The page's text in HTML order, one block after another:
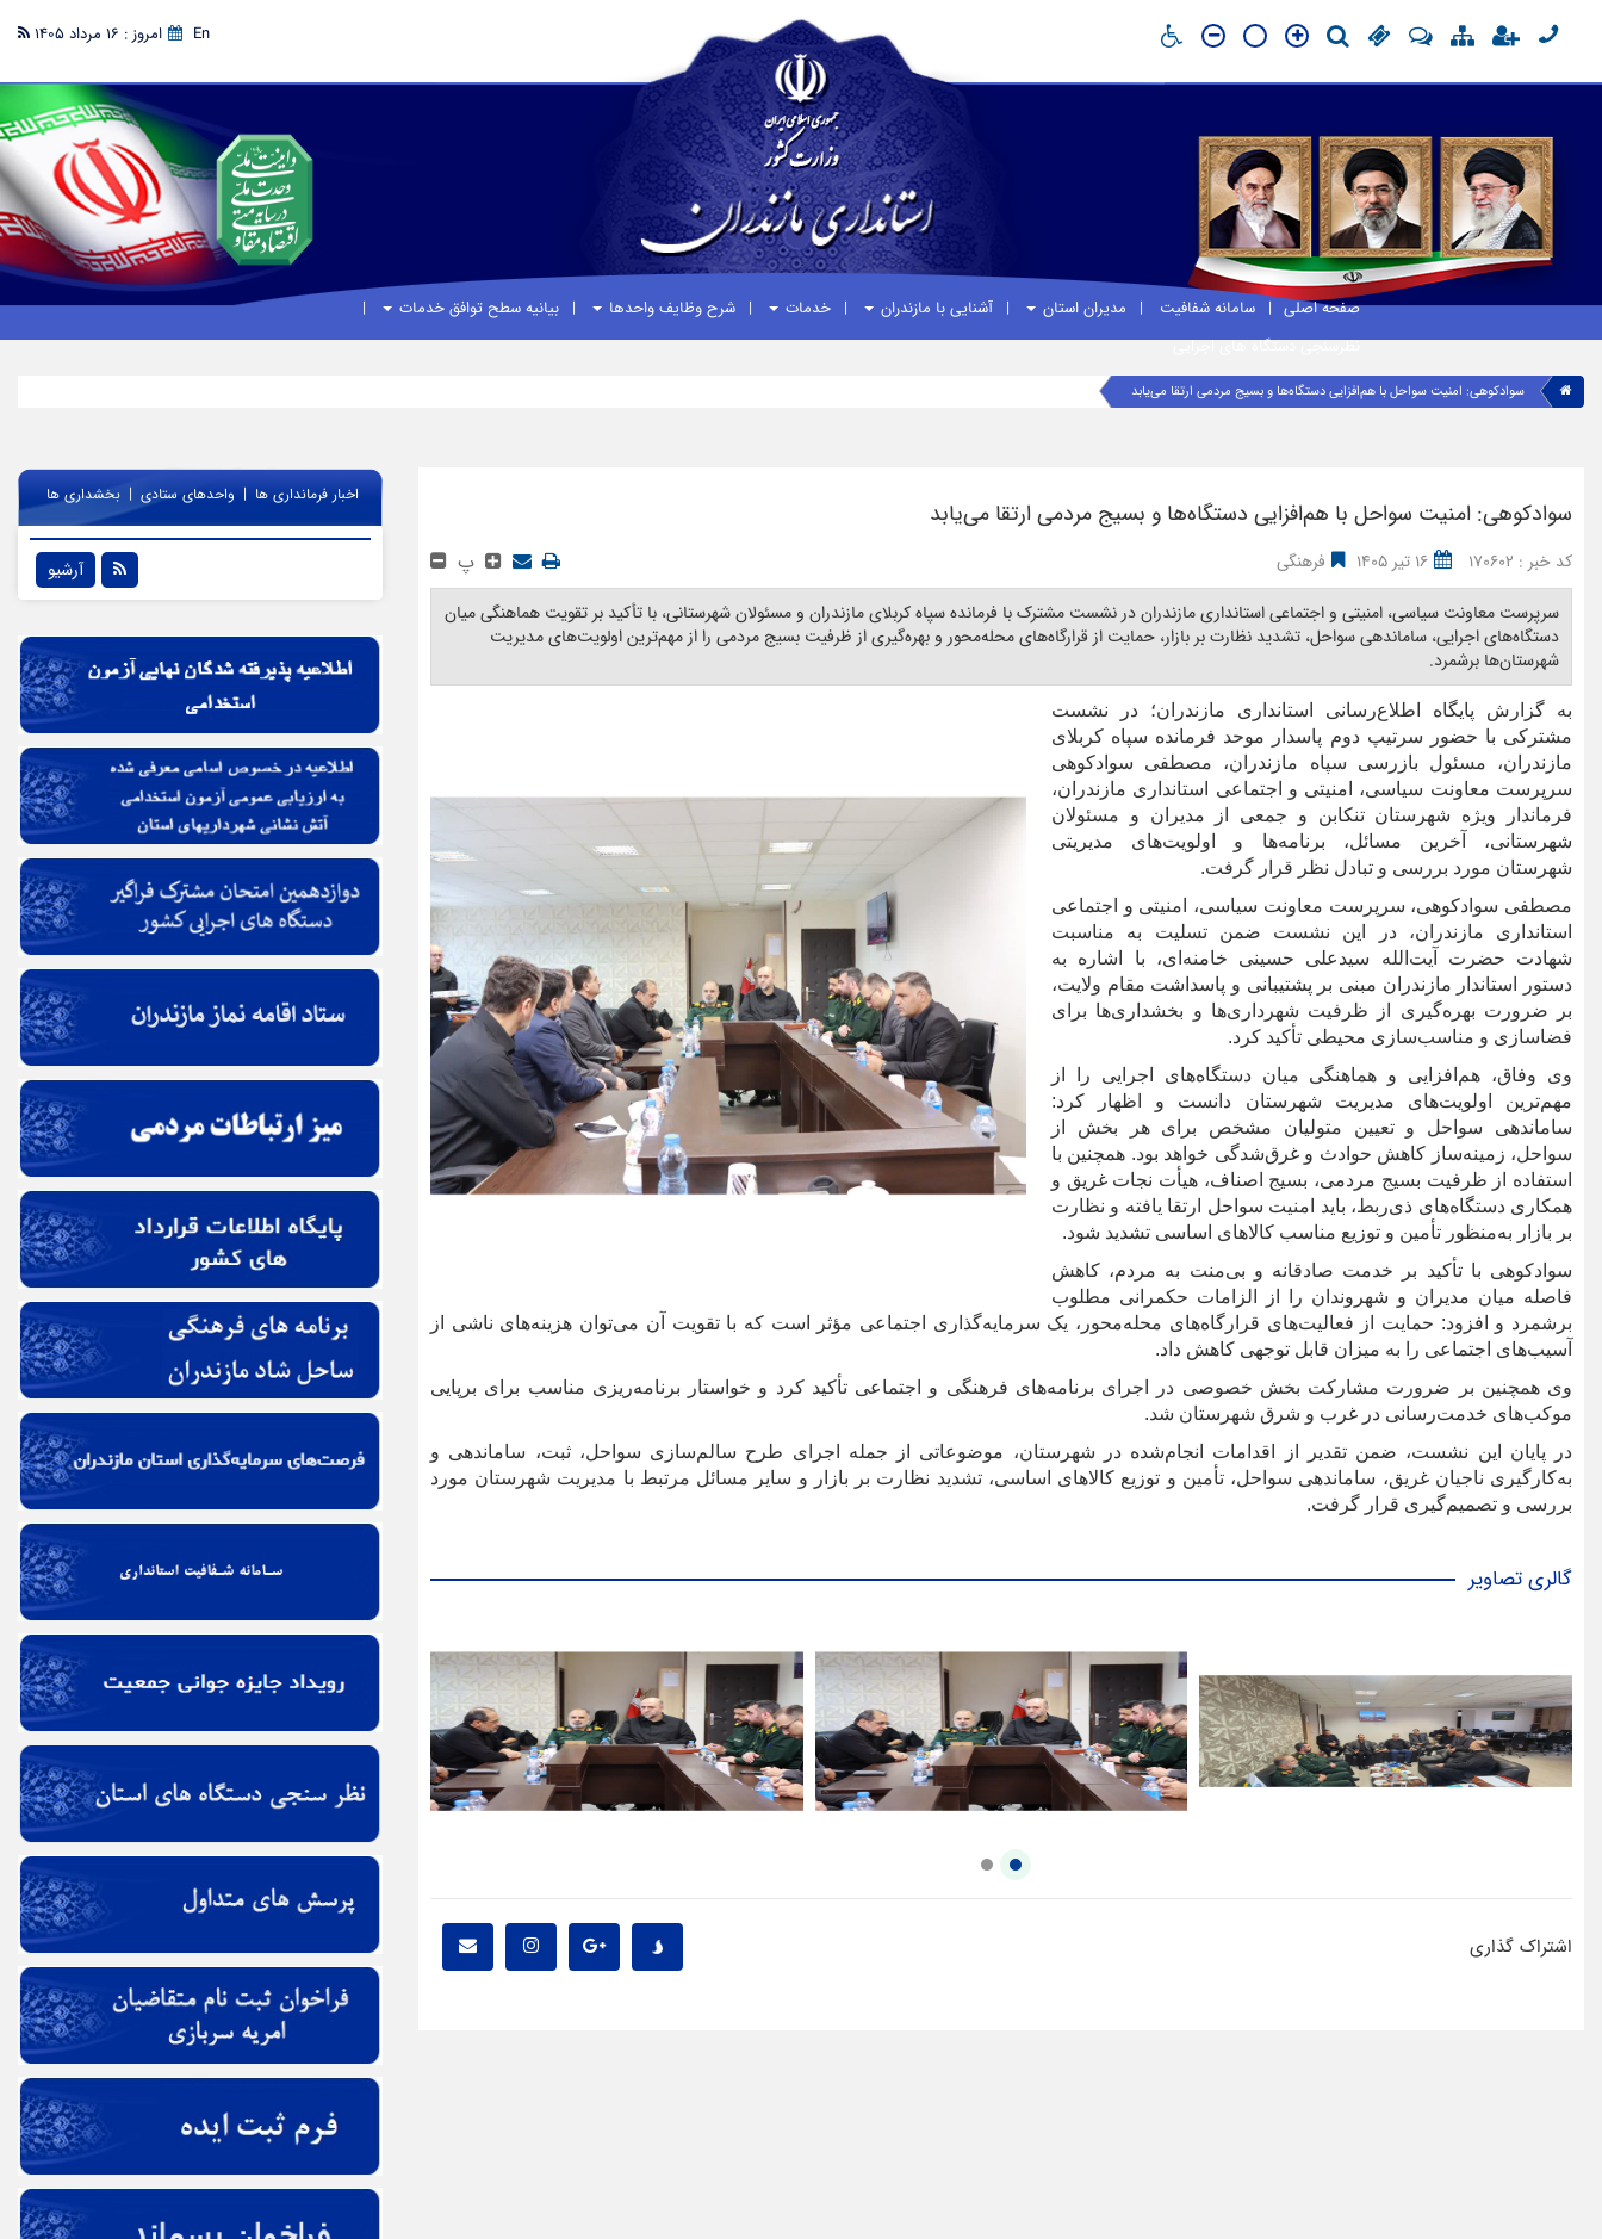
En امروز : 16 مرداد 1405
صفحه اصلی سامانه شفافیت مدیران استان آشنایی با مازندران خدمات شرح وظایف واحدها
بیانیه سطح توافق خدمات
نظرسنجی دستگاه های اجرایی
سوادکوهی: امنیت سواحل با هم‌افزایی دستگاه‌ها و بسیج مردمی ارتقا می‌یابد
سوادکوهی: امنیت سواحل با هم‌افزایی دستگاه‌ها و بسیج مردمی ارتقا می‌یابد
کد خبر : 170602 16 تیر 1405 فرهنگی پ
سرپرست معاونت سیاسی، امنیتی و اجتماعی استانداری مازندران در نشست مشترک با فرمانده سپاه کربلای مازندران و مسئولان شهرستانی، با تأکید بر تقویت هماهنگی میان
دستگاه‌های اجرایی، ساماندهی سواحل، تشدید نظارت بر بازار، حمایت از قرارگاه‌های محله‌محور و بهره‌گیری از ظرفیت بسیج مردمی را از مهم‌ترین اولویت‌های مدیریت
شهرستان‌ها برشمرد. ‎
به گزارش پایگاه اطلاع‌رسانی استانداری مازندران؛ در نشست
مشترکی با حضور سرتیپ دوم پاسدار موحد فرمانده سپاه کربلای
مازندران، مسئول بازرسی سپاه مازندران، مصطفی سوادکوهی
سرپرست معاونت سیاسی، امنیتی و اجتماعی استانداری مازندران،
فرماندار ویژه شهرستان تنکابن و جمعی از مدیران و مسئولان
شهرستانی، آخرین مسائل، برنامه‌ها و اولویت‌های مدیریتی
شهرستان مورد بررسی و تبادل نظر قرار گرفت.
مصطفی سوادکوهی، سرپرست معاونت سیاسی، امنیتی و اجتماعی
استانداری مازندران، در این نشست ضمن تسلیت به مناسبت
شهادت حضرت آیت‌الله سیدعلی حسینی خامنه‌ای، با اشاره به
دستور استاندار مازندران مبنی بر پشتیبانی و پاسداشت مقام ولایت،
بر ضرورت بهره‌گیری از ظرفیت شهرداری‌ها و بخشداری‌ها برای
فضاسازی و مناسب‌سازی محیطی تأکید کرد.
وی وفاق، هم‌افزایی و هماهنگی میان دستگاه‌های اجرایی را از
مهم‌ترین اولویت‌های مدیریت شهرستان دانست و اظهار کرد:
ساماندهی سواحل و تعیین متولیان مشخص برای هر بخش از
سواحل، زمینه‌ساز کاهش حوادث و غرق‌شدگی خواهد بود. همچنین با
استفاده از ظرفیت بسیج مردمی، بسیج اصناف، هیأت نجات غریق و
همکاری دستگاه‌های ذی‌ربط، باید امنیت سواحل ارتقا یافته و نظارت
بر بازار به‌منظور تأمین و توزیع مناسب کالاهای اساسی تشدید شود.
سوادکوهی با تأکید بر خدمت صادقانه و بی‌منت به مردم، کاهش
فاصله میان مدیران و شهروندان را از الزامات حکمرانی مطلوب
برشمرد و افزود: حمایت از فعالیت‌های قرارگاه‌های محله‌محور، یک سرمایه‌گذاری اجتماعی مؤثر است که با تقویت آن می‌توان هزینه‌های ناشی از
آسیب‌های اجتماعی را به میزان قابل توجهی کاهش داد.
وی همچنین بر ضرورت مشارکت بخش خصوصی در اجرای برنامه‌های فرهنگی و اجتماعی تأکید کرد و خواستار برنامه‌ریزی مناسب برای برپایی
موکب‌های خدمت‌رسانی در غرب و شرق شهرستان شد.
در پایان این نشست، ضمن تقدیر از اقدامات انجام‌شده در شهرستان، موضوعاتی از جمله اجرای طرح سالم‌سازی سواحل، ثبت، ساماندهی و
به‌کارگیری ناجیان غریق، ساماندهی سواحل، تأمین و توزیع کالاهای اساسی، تشدید نظارت بر بازار و سایر مسائل مرتبط با مدیریت شهرستان مورد
بررسی و تصمیم‌گیری قرار گرفت.
گالری تصاویر
اشتراک گذاری
اخبار فرمانداری ها | واحدهای ستادی | بخشداری ها
آرشیو